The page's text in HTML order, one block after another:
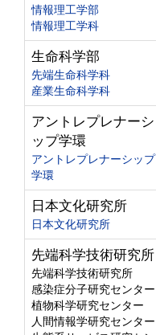
情報理工学部
情報理工学科
生命科学部
先端生命科学科
産業生命科学科
アントレプレナーシ
ップ学環
アントレプレナーシップ
学環
日本文化研究所
日本文化研究所
先端科学技術研究所
先端科学技術研究所
感染症分子研究センター
植物科学研究センター
人間情報学研究センター